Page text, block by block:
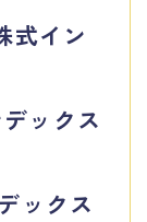
式イン
ックス
ックス